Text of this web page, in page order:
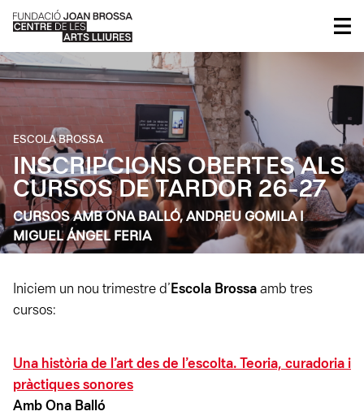
ESCOLA BROSSA
INSCRIPCIONS OBERTES ALS
CURSOS DE TARDOR 26-27
CURSOS AMB ONA BALLÓ, ANDREU GOMILA I
MIGUEL ÁNGEL FERIA
Iniciem un nou trimestre d’ Escola Brossa amb tres
cursos:
Una història de l’art des de l’escolta. Teoria, curadoria i
pràctiques sonores
Amb Ona Balló